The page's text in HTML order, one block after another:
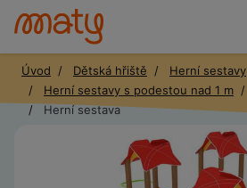
Úvod Dětská hřiště
Herní sestavy
Herní sestavy s podestou nad 1 m
Herní sestava